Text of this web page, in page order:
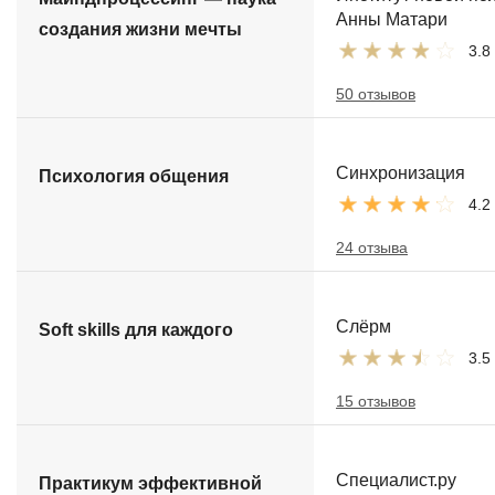
создания жизни мечты
Анны Матари
3.8
50 отзывов
Психология общения Синхронизация
4.2
24 отзыва
Soft skills для каждого Слёрм
3.5
15 отзывов
Практикум эффективной Специалист.ру